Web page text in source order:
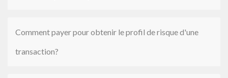
Comment payer pour obtenir le profil de risque d'une
transaction?